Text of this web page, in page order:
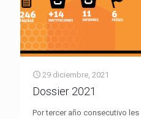
29 diciembre, 2021
Dossier 2021
Por tercer año consecutivo